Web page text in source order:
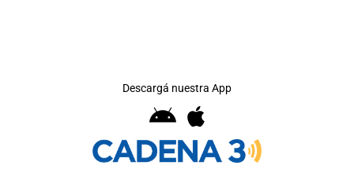
Descargá nuestra App